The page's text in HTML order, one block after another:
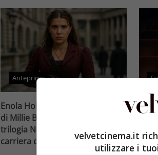
Anteprime
Enola Holmes 3 e il grande salto
di Millie Bobby Brown: come la
trilogia Netflix ha stravolto la
carriera di una star
Al
e
velvetcinema.it
utilizzare i